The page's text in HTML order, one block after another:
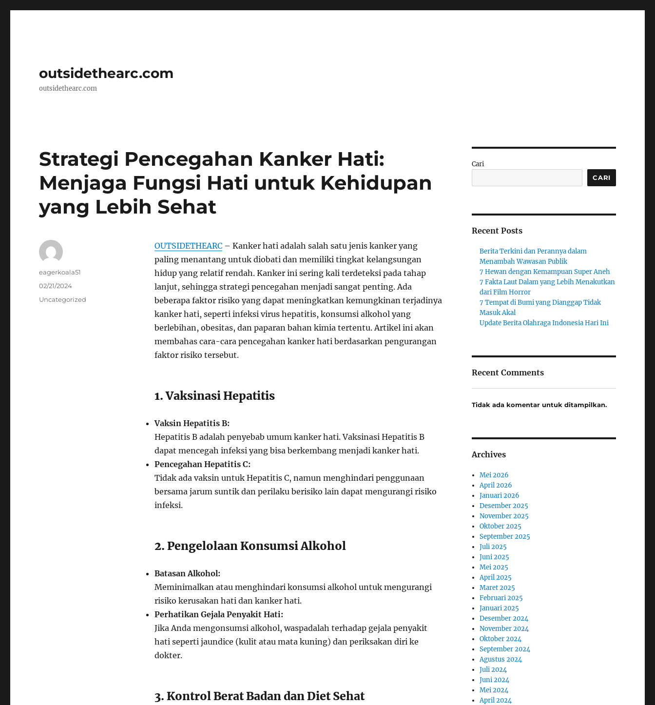
outsidethearc.com
outsidethearc.com
Strategi Pencegahan Kanker Hati:
Menjaga Fungsi Hati untuk Kehidupan
yang Lebih Sehat
OUTSIDETHEARC– Kanker hati adalah salah satu jenis kanker yang
paling menantang untuk diobati dan memiliki tingkat kelangsungan
hidup yang relatif rendah. Kanker ini sering kali terdeteksi pada tahap
lanjut, sehingga strategi pencegahan menjadi sangat penting. Ada
beberapa faktor risiko yang dapat meningkatkan kemungkinan terjadinya
kanker hati, seperti infeksi virus hepatitis, konsumsi alkohol yang
berlebihan, obesitas, dan paparan bahan kimia tertentu. Artikel ini akan
membahas cara-cara pencegahan kanker hati berdasarkan pengurangan
faktor risiko tersebut.
1. Vaksinasi Hepatitis
Vaksin Hepatitis B:
Hepatitis B adalah penyebab umum kanker hati. Vaksinasi Hepatitis B
dapat mencegah infeksi yang bisa berkembang menjadi kanker hati.
Pencegahan Hepatitis C:
Tidak ada vaksin untuk Hepatitis C, namun menghindari penggunaan
bersama jarum suntik dan perilaku berisiko lain dapat mengurangi risiko
infeksi.
2. Pengelolaan Konsumsi Alkohol
Batasan Alkohol:
Meminimalkan atau menghindari konsumsi alkohol untuk mengurangi
risiko kerusakan hati dan kanker hati.
Perhatikan Gejala Penyakit Hati:
Jika Anda mengonsumsi alkohol, waspadalah terhadap gejala penyakit
hati seperti jaundice (kulit atau mata kuning) dan periksakan diri ke
dokter.
3. Kontrol Berat Badan dan Diet Sehat
Author
eagerkoala51
Posted
02/21/2024
Categories
Uncategorized
Cari
CARI
Recent Posts
Berita Terkini dan Perannya dalam
Menambah Wawasan Publik
7 Hewan dengan Kemampuan Super Aneh
7 Fakta Laut Dalam yang Lebih Menakutkan
dari Film Horror
7 Tempat di Bumi yang Dianggap Tidak
Masuk Akal
Update Berita Olahraga Indonesia Hari Ini
Recent Comments
Tidak ada komentar untuk ditampilkan.
Archives
Mei 2026
April 2026
Januari 2026
Desember 2025
November 2025
Oktober 2025
September 2025
Juli 2025
Juni 2025
Mei 2025
April 2025
Maret 2025
Februari 2025
Januari 2025
Desember 2024
November 2024
Oktober 2024
September 2024
Agustus 2024
Juli 2024
Juni 2024
Mei 2024
April 2024